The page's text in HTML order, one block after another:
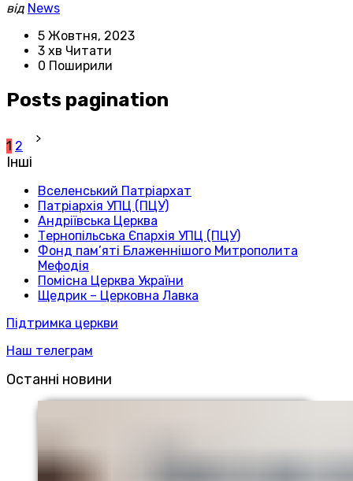
від News
5 Жовтня, 2023
3 хв Читати
0 Поширили
Posts pagination
1 2
Інші
Вселенський Патріархат
Патріархія УПЦ (ПЦУ)
Андріївська Церква
Тернопільська Єпархія УПЦ (ПЦУ)
Фонд пам’яті Блаженнішого Митрополита
Мефодія
Помісна Церква України
Щедрик – Церковна Лавка
Підтримка церкви
Наш телеграм
Останні новини